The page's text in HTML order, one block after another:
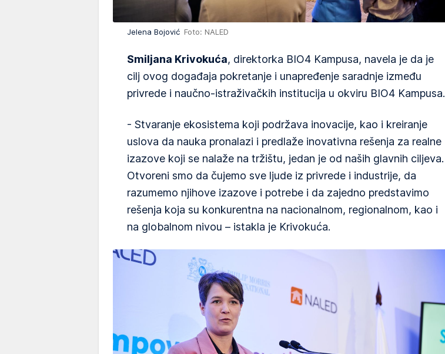
Jelena Bojović Foto: NALED
Smiljana Krivokuća, direktorka BIO4 Kampusa, navela je da je
cilj ovog događaja pokretanje i unapređenje saradnje između
privrede i naučno-istraživačkih institucija u okviru BIO4 Kampusa.
- Stvaranje ekosistema koji podržava inovacije, kao i kreiranje
uslova da nauka pronalazi i predlaže inovativna rešenja za realne
izazove koji se nalaže na tržištu, jedan je od naših glavnih ciljeva.
Otvoreni smo da čujemo sve ljude iz privrede i industrije, da
razumemo njihove izazove i potrebe i da zajedno predstavimo
rešenja koja su konkurentna na nacionalnom, regionalnom, kao i
na globalnom nivou – istakla je Krivokuća.